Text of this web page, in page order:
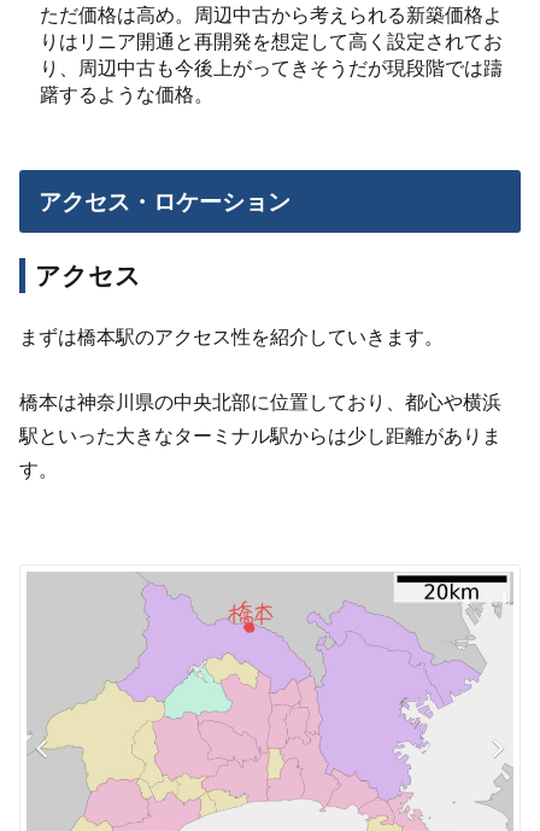
ただ価格は高め。周辺中古から考えられる新築価格よ
りはリニア開通と再開発を想定して高く設定されてお
り、周辺中古も今後上がってきそうだが現段階では躊
躇するような価格。
アクセス・ロケーション
アクセス
まずは橋本駅のアクセス性を紹介していきます。
橋本は神奈川県の中央北部に位置しており、都心や横浜
駅といった大きなターミナル駅からは少し距離がありま
す。